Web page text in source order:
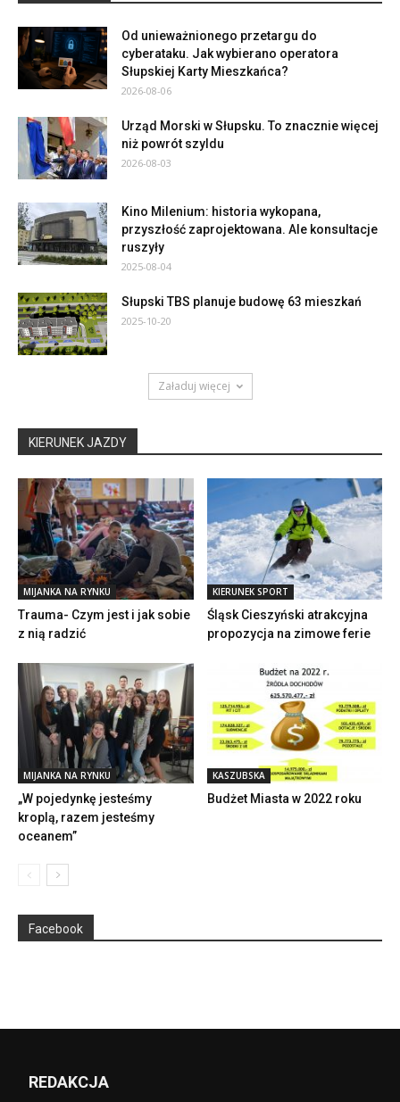
Od unieważnionego przetargu do
cyberataku. Jak wybierano operatora
Słupskiej Karty Mieszkańca?
2026-08-06
Urząd Morski w Słupsku. To znacznie więcej
niż powrót szyldu
2026-08-03
Kino Milenium: historia wykopana,
przyszłość zaprojektowana. Ale konsultacje
ruszyły
2025-08-04
Słupski TBS planuje budowę 63 mieszkań
2025-10-20
Załaduj więcej
KIERUNEK JAZDY
MIJANKA NA RYNKU
Trauma- Czym jest i jak sobie
z nią radzić
KIERUNEK SPORT
Śląsk Cieszyński atrakcyjna
propozycja na zimowe ferie
MIJANKA NA RYNKU
„W pojedynkę jesteśmy
kroplą, razem jesteśmy
oceanem”
KASZUBSKA
Budżet Miasta w 2022 roku
Facebook
REDAKCJA